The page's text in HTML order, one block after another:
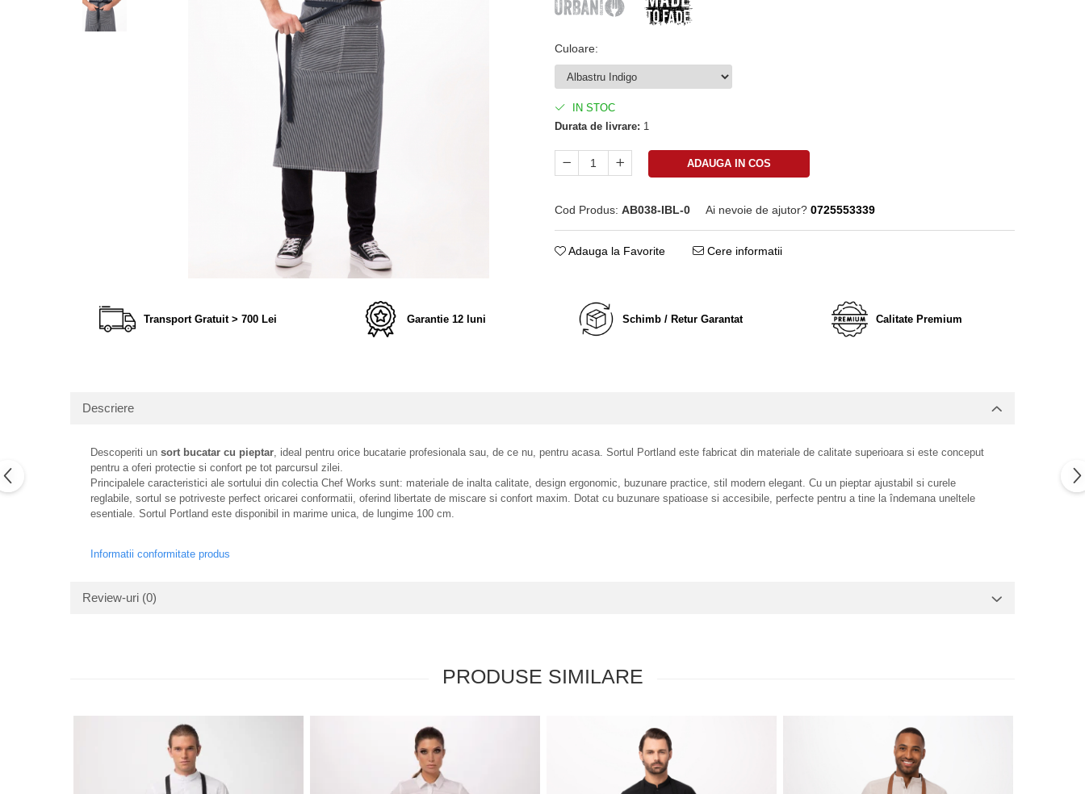
Culoare:
IN STOC
Durata de livrare: 1
ADAUGA IN COS
Cod Produs: AB038-IBL-0 Ai nevoie de ajutor? 0725553339
Adauga la Favorite Cere informatii
Transport Gratuit > 700 Lei Garantie 12 luni Schimb / Retur Garantat Calitate Premium
Descriere
Descoperiti un sort bucatar cu pieptar, ideal pentru orice bucatarie profesionala sau, de ce nu, pentru acasa. Sortul Portland este fabricat din materiale de calitate superioara si este conceput
pentru a oferi protectie si confort pe tot parcursul zilei.
Principalele caracteristici ale sortului din colectia Chef Works sunt: materiale de inalta calitate, design ergonomic, buzunare practice, stil modern elegant. Cu un pieptar ajustabil si curele
reglabile, sortul se potriveste perfect oricarei conformatii, oferind libertate de miscare si confort maxim. Dotat cu buzunare spatioase si accesibile, perfecte pentru a tine la îndemana uneltele
esentiale. Sortul Portland este disponibil in marime unica, de lungime 100 cm.
Informatii conformitate produs
Review-uri (0)
PRODUSE SIMILARE